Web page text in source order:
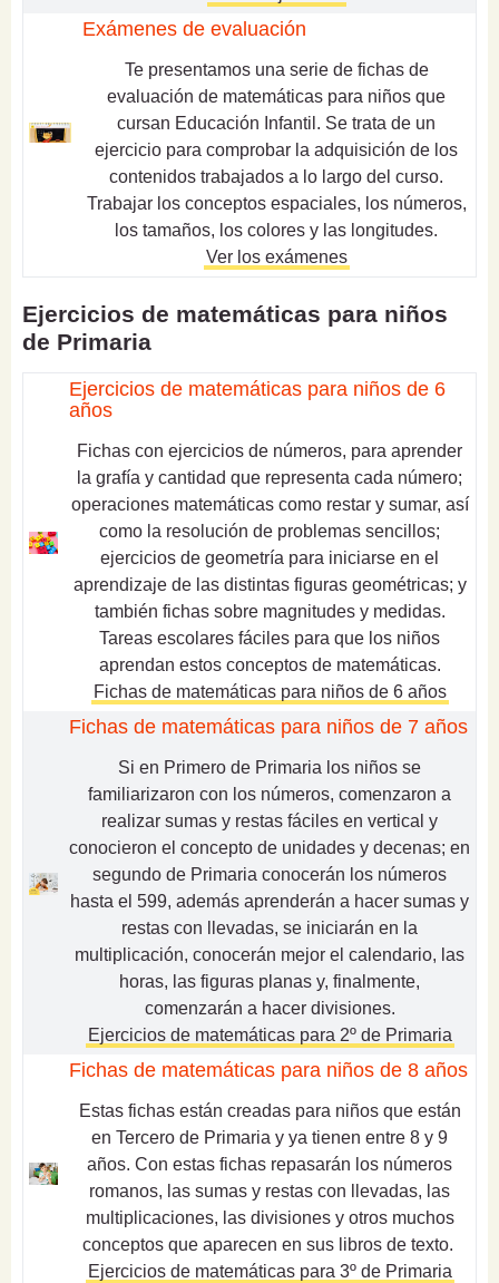
Exámenes de evaluación
Te presentamos una serie de fichas de
evaluación de matemáticas para niños que
cursan Educación Infantil. Se trata de un
ejercicio para comprobar la adquisición de los
contenidos trabajados a lo largo del curso.
Trabajar los conceptos espaciales, los números,
los tamaños, los colores y las longitudes.
Ver los exámenes
Ejercicios de matemáticas para niños
de Primaria
Ejercicios de matemáticas para niños de 6
años
Fichas con ejercicios de números, para aprender
la grafía y cantidad que representa cada número;
operaciones matemáticas como restar y sumar, así
como la resolución de problemas sencillos;
ejercicios de geometría para iniciarse en el
aprendizaje de las distintas figuras geométricas; y
también fichas sobre magnitudes y medidas.
Tareas escolares fáciles para que los niños
aprendan estos conceptos de matemáticas.
Fichas de matemáticas para niños de 6 años
Fichas de matemáticas para niños de 7 años
Si en Primero de Primaria los niños se
familiarizaron con los números, comenzaron a
realizar sumas y restas fáciles en vertical y
conocieron el concepto de unidades y decenas; en
segundo de Primaria conocerán los números
hasta el 599, además aprenderán a hacer sumas y
restas con llevadas, se iniciarán en la
multiplicación, conocerán mejor el calendario, las
horas, las figuras planas y, finalmente,
comenzarán a hacer divisiones.
Ejercicios de matemáticas para 2º de Primaria
Fichas de matemáticas para niños de 8 años
Estas fichas están creadas para niños que están
en Tercero de Primaria y ya tienen entre 8 y 9
años. Con estas fichas repasarán los números
romanos, las sumas y restas con llevadas, las
multiplicaciones, las divisiones y otros muchos
conceptos que aparecen en sus libros de texto.
Ejercicios de matemáticas para 3º de Primaria